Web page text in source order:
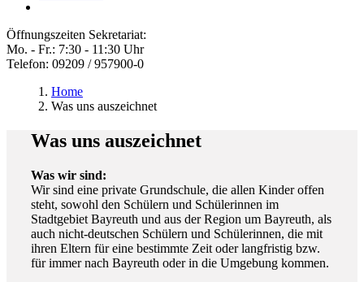
Öffnungszeiten Sekretariat:
Mo. - Fr.: 7:30 - 11:30 Uhr
Telefon: 09209 / 957900-0
Home
Was uns auszeichnet
Was uns auszeichnet
Was wir sind:
Wir sind eine private Grundschule, die allen Kinder offen
steht, sowohl den Schülern und Schülerinnen im
Stadtgebiet Bayreuth und aus der Region um Bayreuth, als
auch nicht-deutschen Schülern und Schülerinnen, die mit
ihren Eltern für eine bestimmte Zeit oder langfristig bzw.
für immer nach Bayreuth oder in die Umgebung kommen.